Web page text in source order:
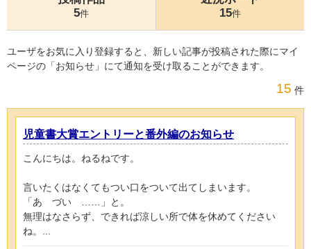
5件
15件
ユーザをお気に入り登録すると、新しい記事が投稿された際にマイ
ページの「お知らせ」にて通知を受け取ることができます。
15 件
児童書大賞エントリーと番外編のお知らせ
こんにちは。ねるねです。
言いたくはなくてもつい口をついて出てしまいます。
「あ゙づい゙……」と。
無理はなさらず、できれば涼しい所で体を休めてください
ね。...